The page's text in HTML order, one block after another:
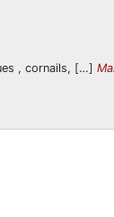
, cornails, […]